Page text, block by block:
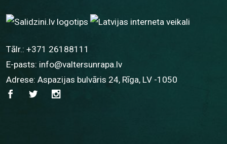
Tālr.: +371 26188111
E-pasts: info@valtersunrapa.lv
Adrese: Aspazijas bulvāris 24, Rīga, LV -1050